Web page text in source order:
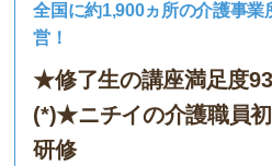
全国に約1,900ヵ所の介護事業
営！
★修了生の講座満足度
(*)★ニチイの介護職員
研修